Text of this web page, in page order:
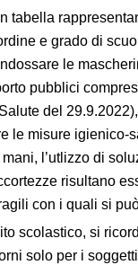
tabella
e grado di
le
pubblici
del
le misure igienico-
l’utlizzo di
risultano
con i quali si
scolastico, si
solo per i